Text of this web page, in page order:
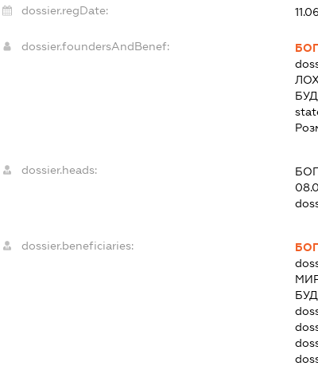
dossier.regDate:
dossier.foundersAndBenef:
dossier.heads:
dossier.beneficiaries: